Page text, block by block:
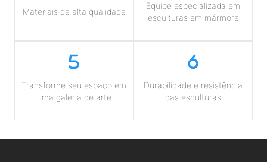
Materiais de alta qualidade
Equipe especializada em
esculturas em mármore
Transforme seu espaço em
uma galeria de arte
Durabilidade e resistência
das esculturas